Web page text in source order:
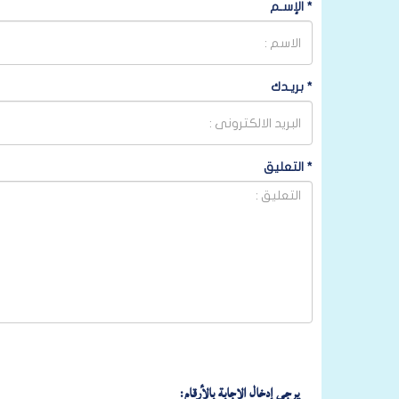
* الإسـم
* بريـدك
* التعليق
يرجى إدخال الإجابة بالأرقام: